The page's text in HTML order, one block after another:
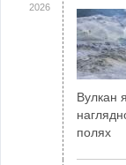
2026
Вулкан
полях